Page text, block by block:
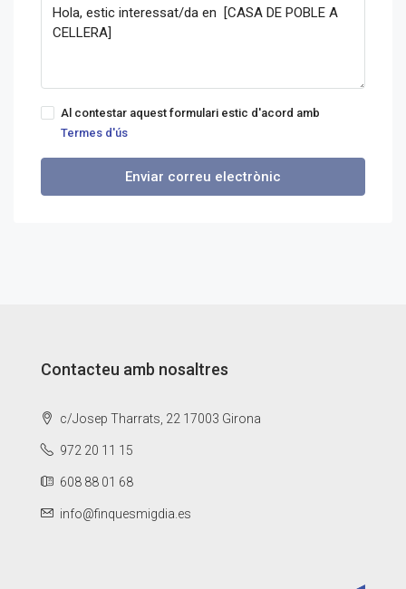
Al contestar aquest formulari estic d'acord amb
Termes d'ús
Enviar correu electrònic
Contacteu amb nosaltres
c/Josep Tharrats, 22 17003 Girona
972 20 11 15
608 88 01 68
info@finquesmigdia.es